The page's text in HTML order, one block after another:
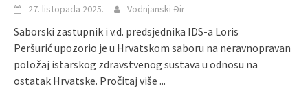
27. listopada 2025. Vodnjanski Đir
Saborski zastupnik i v.d. predsjednika IDS-a Loris
Peršurić upozorio je u Hrvatskom saboru na neravnopravan
položaj istarskog zdravstvenog sustava u odnosu na
ostatak Hrvatske. Pročitaj više ...